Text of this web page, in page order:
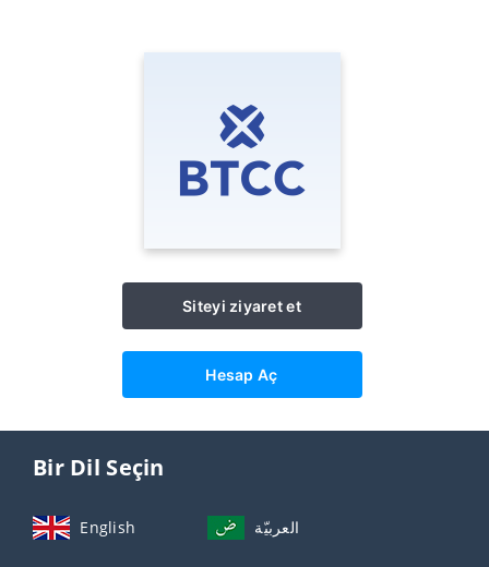
Siteyi ziyaret et
Hesap Aç
Bir Dil Seçin
English العربيّة